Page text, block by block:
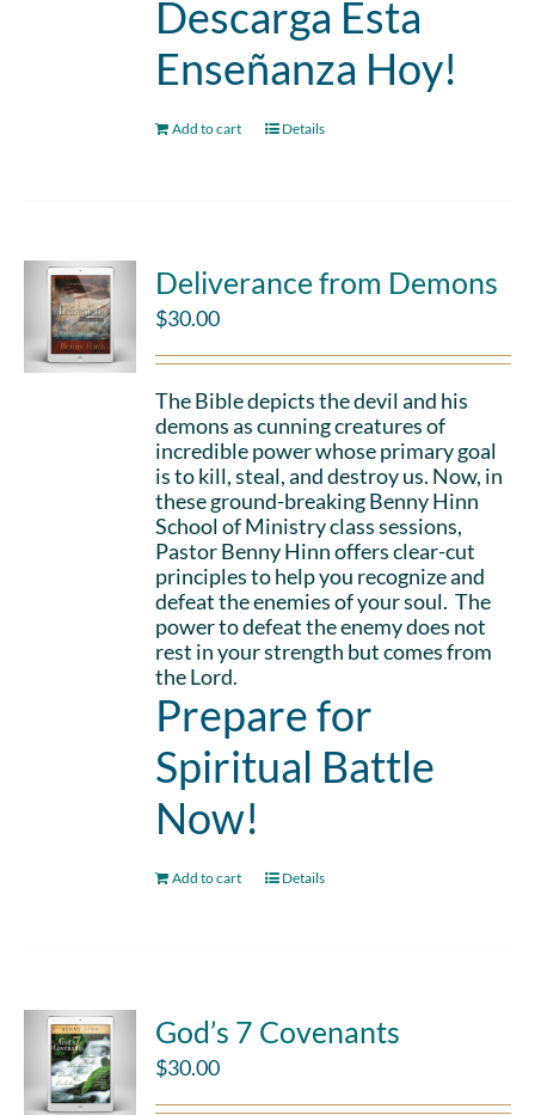
Descarga Esta
Enseñanza Hoy!
Add to cart Details
Deliverance from Demons
$30.00
The Bible depicts the devil and his
demons as cunning creatures of
incredible power whose primary goal
is to kill, steal, and destroy us. Now, in
these ground-breaking Benny Hinn
School of Ministry class sessions,
Pastor Benny Hinn offers clear-cut
principles to help you recognize and
defeat the enemies of your soul. The
power to defeat the enemy does not
rest in your strength but comes from
the Lord.
Prepare for
Spiritual Battle
Now!
Add to cart Details
God’s 7 Covenants
$30.00